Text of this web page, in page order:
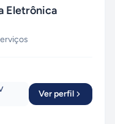
Eletrônica
Ver perfil